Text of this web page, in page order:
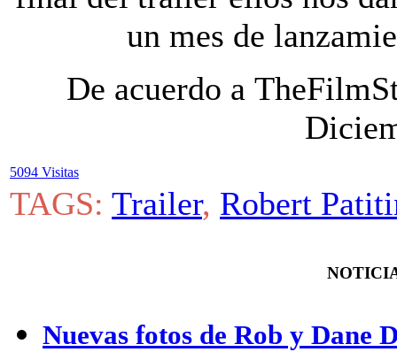
un mes de
De acuerdo a
5094 Visitas
TAGS: Trailer, Robert
Nuevas fotos de Rob y Dane